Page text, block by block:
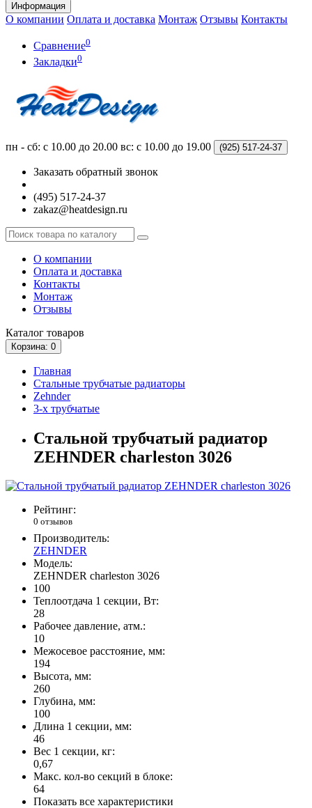
Информация
О компании Оплата и доставка Монтаж Отзывы Контакты
Сравнение0
Закладки0
пн - сб: с 10.00 до 20.00 вс: с 10.00 до 19.00 (925) 517-24-37
Заказать обратный звонок
(495) 517-24-37
zakaz@heatdesign.ru
О компании
Оплата и доставка
Контакты
Монтаж
Отзывы
Каталог товаров
Корзина: 0
Главная
Стальные трубчатые радиаторы
Zehnder
3-х трубчатые
Стальной трубчатый радиатор
ZEHNDER charleston 3026
Рейтинг:
0 отзывов
Производитель:
ZEHNDER
Модель:
ZEHNDER charleston 3026
100
Теплоотдача 1 секции, Вт:
28
Рабочее давление, атм.:
10
Межосевое расстояние, мм:
194
Высота, мм:
260
Глубина, мм:
100
Длина 1 секции, мм:
46
Вес 1 секции, кг:
0,67
Макс. кол-во секций в блоке:
64
Показать все характеристики